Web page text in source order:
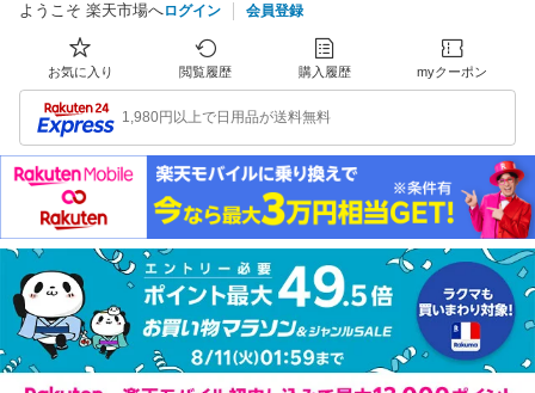
ようこそ 楽天市場へログイン 会員登録
お気に入り 閲覧履歴 購入履歴 myクーポン
1,980円以上で日用品が送料無料